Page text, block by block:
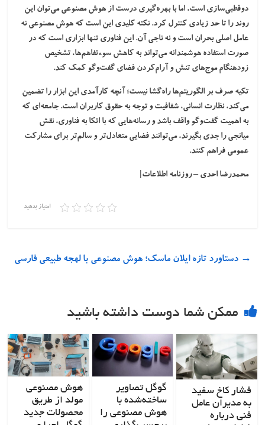
دوقطبی‌سازی است، اما با بهره‌گیری درست از هوش مصنوعی می‌توان این
روند را تا حد زیادی کنترل کرد. نکته کلیدی این است که هوش مصنوعی نه
عامل اصلی بحران است و نه ناجی آن. این فناوری تنها ابزاری است که در
صورت استفاده هوشمندانه می‌تواند به کاهش سوءتفاهم‌ها، تشخیص
زودهنگام موج‌های تنش و آرام‌کردن فضای گفت‌وگو کمک کند.
تکیه صرف بر الگوریتم‌ها راه‌گشا نیست؛ آنچه کارآمدی این ابزار را تضمین
می‌کند، نظارت انسانی، شفافیت و توجه به حقوق کاربران است. جامعه‌ای که
به اهمیت گفت‌وگو واقف باشد و رسانه‌هایی که با اتکا به فناوری، نقش
میانجی را جدی بگیرند، می‌توانند فضایی متعادل‌تر و سالم‌تر برای مشارکت
عمومی فراهم کنند.
محمدرضا احدی – روزنامه اطلاعات|
امتیاز بدهید
→ دستاورد تازه ایلان ماسک؛ هوش مصنوعی با لهجه طبیعی فارسی
ممکن شما دوست داشته باشید
فشار کاخ سفید
به مدیران عامل
فنی درباره
گوگل تصاویر
ساخته‌شده با
هوش مصنوعی را
هوش مصنوعی
مولد از طریق
محصولات جدید